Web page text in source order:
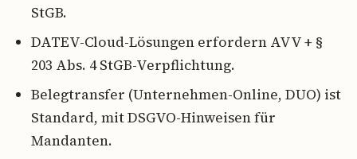
StGB.
DATEV-Cloud-Lösungen erfordern AVV + §
203 Abs. 4 StGB-Verpflichtung.
Belegtransfer (Unternehmen-Online, DUO) ist
Standard, mit DSGVO-Hinweisen für
Mandanten.